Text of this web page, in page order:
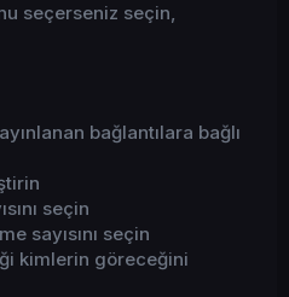
seçerseniz seçin,
bağlantılara bağlı
seçin
sayısını seçin
kimlerin göreceğini